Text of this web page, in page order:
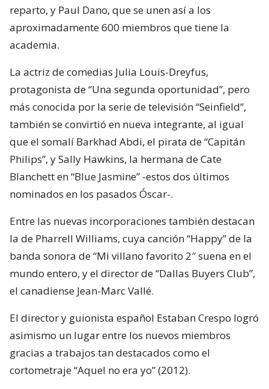
reparto, y Paul Dano, que se unen así a los
aproximadamente 600 miembros que tiene la
academia.
La actriz de comedias Julia Louis-Dreyfus,
protagonista de “Una segunda oportunidad”, pero
más conocida por la serie de televisión “Seinfield”,
también se convirtió en nueva integrante, al igual
que el somalí Barkhad Abdi, el pirata de “Capitán
Philips”, y Sally Hawkins, la hermana de Cate
Blanchett en “Blue Jasmine” -estos dos últimos
nominados en los pasados Óscar-.
Entre las nuevas incorporaciones también destacan
la de Pharrell Williams, cuya canción “Happy” de la
banda sonora de “Mi villano favorito 2″ suena en el
mundo entero, y el director de “Dallas Buyers Club”,
el canadiense Jean-Marc Vallé.
El director y guionista español Estaban Crespo logró
asimismo un lugar entre los nuevos miembros
gracias a trabajos tan destacados como el
cortometraje “Aquel no era yo” (2012).